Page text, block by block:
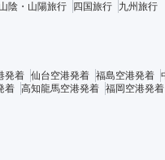
山陰・山陽旅行 四国旅行 九州旅行
発着 仙台空港発着 福島空港発着
着 高知龍馬空港発着 福岡空港発着